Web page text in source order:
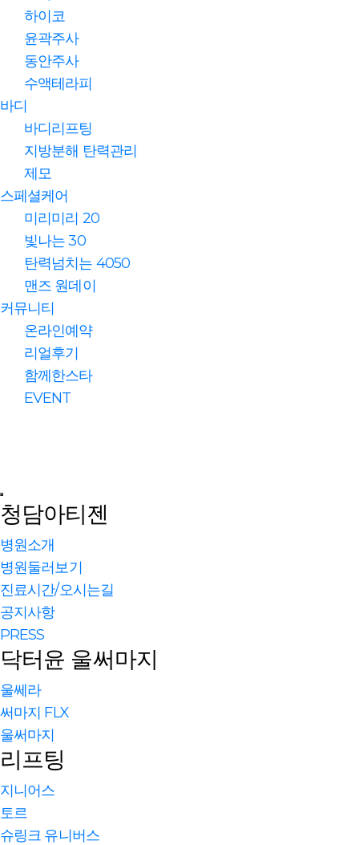
하이코
윤곽주사
동안주사
수액테라피
바디
바디리프팅
지방분해 탄력관리
제모
스페셜케어
미리미리 20
빛나는 30
탄력넘치는 4050
맨즈 원데이
커뮤니티
온라인예약
리얼후기
함께한스타
EVENT
청담아티젠
병원소개
병원둘러보기
진료시간/오시는길
공지사항
PRESS
닥터윤 울써마지
울쎄라
써마지 FLX
울써마지
리프팅
지니어스
토르
슈링크 유니버스